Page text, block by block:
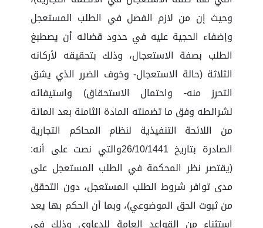
وحيث إن من لازم الفصل في الطلب المستعجل
وإضفاء الحجية عليه في حدود قضائه أن يصطبغ
الطلب بصفة الاستعجال، وذلك بتحقيقه لأركانه
الثلاثة (حالة الاستعجال- وخوف الضرر الذي يشق
التحرز منه- واحتمال الاستحقاق) واستيفائه
لشرائطه وفق ما تضمنته المادة الثامنة بعد المائة
من اللائحة التنفيذية لنظام المحاكم التجارية
الصادرة بتاريخ 26/10/1441والتي نصت على أنه:
(يقتصر نظر المحكمة في الطلب المستعجل على
مدى توافر شروط الطلب المستعجل، دون التحقق
من ثبوت الحق الموضوعي)، وبما أن الحكم بها يعد
استثناء من القواعد العامة للدعاوى وذلك في